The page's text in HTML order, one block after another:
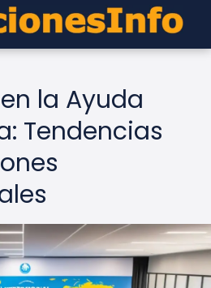
la Ayuda
Tendencias